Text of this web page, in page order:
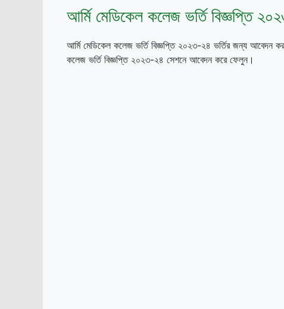
আর্মি মেডিকেল কলেজ ভর্তি বিজ্ঞপ্তি
আর্মি মেডিকেল কলেজ ভর্তি বিজ্ঞপ্তি ২০২৩-২৪ ভর্তির জন্য আবেদন
কলেজ ভর্তি বিজ্ঞপ্তি ২০২৩-২৪ সেশনে আবেদন করে ফেলুন।